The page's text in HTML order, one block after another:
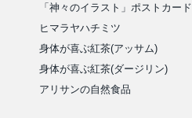
「神々のイラスト」ポストカード
ヒマラヤハチミツ
身体が喜ぶ紅茶(アッサム)
身体が喜ぶ紅茶(ダージリン)
アリサンの自然食品